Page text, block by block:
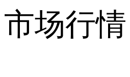
市场行情